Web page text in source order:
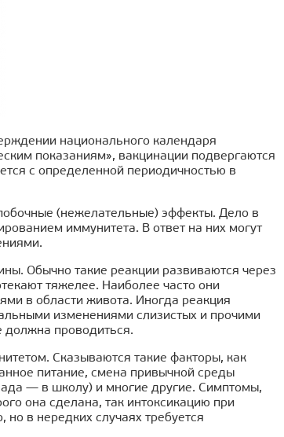
национального календаря
показаниям», вакцинации подвергаются
с определенной периодичностью в
(нежелательные) эффекты. Дело в
иммунитета. В ответ на них могут
Обычно такие реакции развиваются через
тяжелее. Наиболее часто они
в области живота. Иногда реакция
изменениями слизистых и прочими
должна проводиться.
Сказываются такие факторы, как
питание, смена привычной среды
— в школу) и многие другие. Симптомы,
она сделана, так интоксикацию при
в нередких случаях требуется